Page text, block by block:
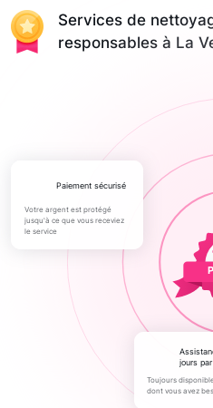
Services de
responsables à La
paiement sécurisé
Votre argent est protégé
jusqu'à ce que vous receviez
le service
Assistance 365
jours
Toujours
dont vous avez